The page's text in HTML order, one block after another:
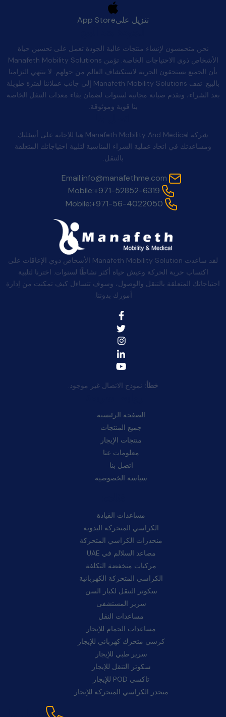
تنزيل علىApp Store
نحن متحمسون لإنشاء منتجات عالية الجودة تعمل على تحسين حياة
الأشخاص ذوي الاحتياجات الخاصة. تؤمن Manafeth Mobility Solutions
بأن الجميع يستحقون الحرية لاستكشاف العالم من حولهم. لا ينتهي التزامنا
بالبيع. تقف Manafeth Mobility Solutions إلى جانب عملائنا لفترة طويلة
بعد الشراء، وتقدم صيانة مجانية لسنوات لضمان بقاء معدات التنقل الخاصة
بنا قوية وموثوقة.
شركة Manafeth Mobility And Medical هنا للإجابة على أسئلتك
ومساعدتك في اتخاذ عملية الشراء المناسبة لتلبية احتياجاتك المتعلقة
بالتنقل.
Email:info@manafethme.com
Mobile:+971-52852-6319
Mobile:+971-56-4022050
لقد ساعدت Manafeth Mobility Solution الأشخاص ذوي الإعاقات على
اكتساب حرية الحركة وعيش حياة أكثر نشاطًا لسنوات. اخترنا لتلبية
احتياجاتك المتعلقة بالتنقل والوصول، وسوف تتساءل كيف تمكنت من إدارة
أمورك بدوننا.
خطأ: نموذج الاتصال غير موجود.
الصفحة الرئيسية
جميع المنتجات
منتجات الإيجار
معلومات عنا
اتصل بنا
سياسة الخصوصية
مساعدات القيادة
الكراسي المتحركة اليدوية
منحدرات الكراسي المتحركة
مصاعد السلالم في UAE
مركبات منخفضة التكلفة
الكراسي المتحركة الكهربائية
سكوتر التنقل لكبار السن
سرير المستشفى
مساعدات النقل
مساعدات الحمام للإيجار
كرسي متحرك كهربائي للإيجار
سرير طبي للإيجار
سكوتر التنقل للإيجار
تاكسي POD للإيجار
منحدر الكراسي المتحركة للإيجار